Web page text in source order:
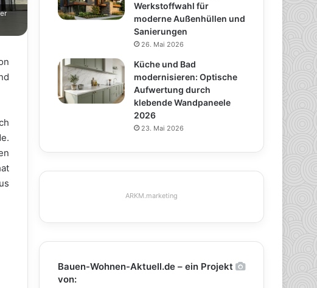
Werkstoffwahl für
moderne Außenhüllen und
Sanierungen
26. Mai 2026
Küche und Bad
modernisieren: Optische
Aufwertung durch
klebende Wandpaneele
2026
23. Mai 2026
ARKM.marketing
Bauen-Wohnen-Aktuell.de – ein Projekt
von: